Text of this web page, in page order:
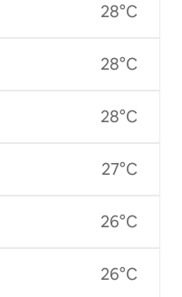
28°C
28°C
28°C
27°C
26°C
26°C